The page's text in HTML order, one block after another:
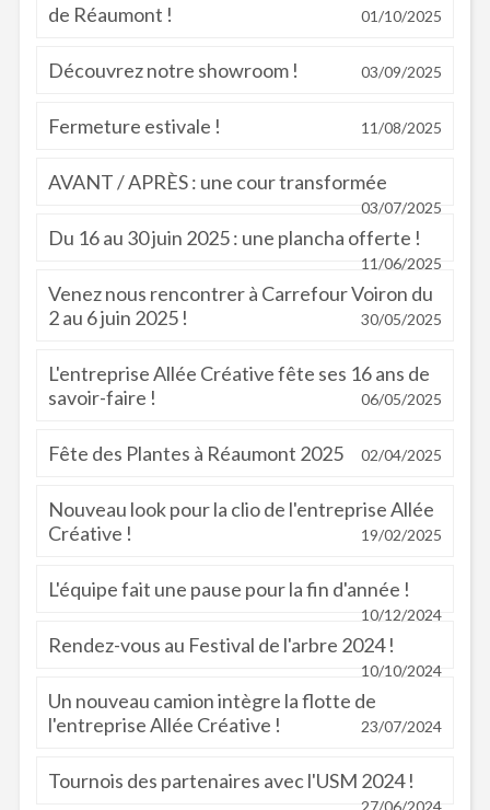
de Réaumont !
01/10/2025
Découvrez notre showroom ! 03/09/2025
Fermeture estivale ! 11/08/2025
AVANT / APRÈS : une cour transformée
03/07/2025
Du 16 au 30 juin 2025 : une plancha offerte !
11/06/2025
Venez nous rencontrer à Carrefour Voiron du
2 au 6 juin 2025 !
30/05/2025
L'entreprise Allée Créative fête ses 16 ans de
savoir-faire !
06/05/2025
Fête des Plantes à Réaumont 2025 02/04/2025
Nouveau look pour la clio de l'entreprise Allée
Créative !
19/02/2025
L'équipe fait une pause pour la fin d'année !
10/12/2024
Rendez-vous au Festival de l'arbre 2024 !
10/10/2024
Un nouveau camion intègre la flotte de
l'entreprise Allée Créative !
23/07/2024
Tournois des partenaires avec l'USM 2024 !
27/06/2024